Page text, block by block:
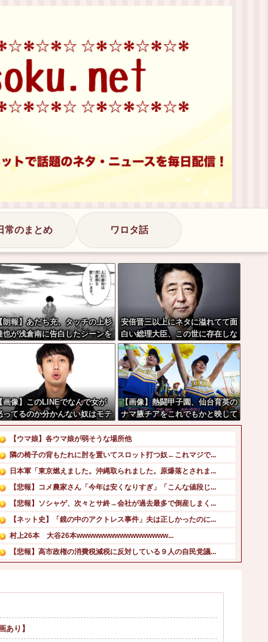
常のまとめ ワロタ話
朗報】あだち充、タッチの上杉
也が浅倉南に告白したシーンを
全再現ｗｗｗｗｗ
安倍晋三以上にネタに溢れてて面
白い総理大臣、この世に存在しな
い説wwwwwww
画像】このLINEでなんで女が
ってるのか分かんない奴はモテ
い奴確定らしい←お前らは勿論
かるよな？？？？？？？
【画像】熱闘甲子園、仙台育英の
ナマ腋チアをこれでもかと映して
しまうwww
【ウマ娘】各ウマ娘が弱そうな場所他
隣の椅子の背もたれに肘を置いてスロット打つ奴←これマジで...
日本軍「東京燃えました。沖縄取られました。原爆落とされま...
【悲報】コメ農家さん「今年は安くなりすぎ」「こんな値段じ...
【悲報】ソシャゲ、次々とサ終→会社が過去最多で倒産しまく...
【ネット史】「鏡の中のアクトレス事件」夫は正しかったのに...
村上26本 大谷26本wwwwwwwwwwwwwwwww...
【悲報】高市政権の消費税減税に反対している９人の自民党議...
次回の乃木ののゲストは5期生からこのメンバーが登場！！！...
【画像】もうこれくらいの外人でいいから交尾したいｗｗｗ他
り】